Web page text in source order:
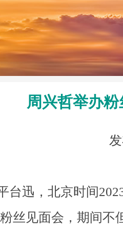
周兴哲举办
台迅，北京时间
丝见面会，期间不